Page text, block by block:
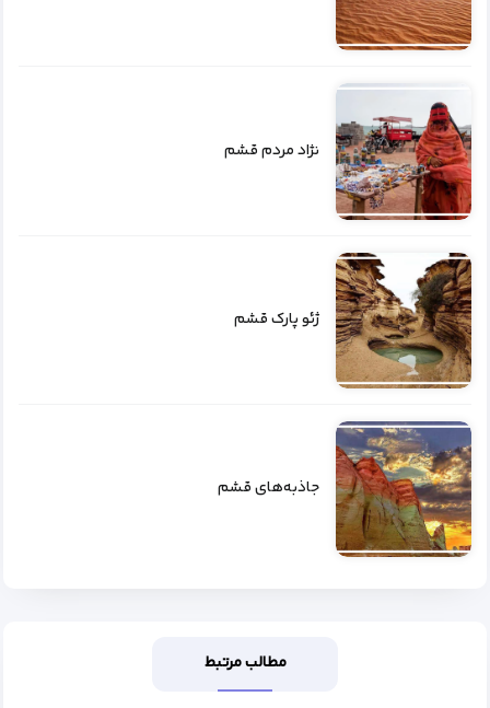
نژاد مردم قشم
ژئو پارک قشم
جاذبه‌های قشم
مطالب مرتبط